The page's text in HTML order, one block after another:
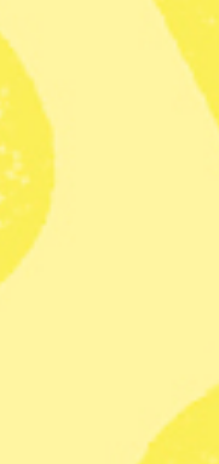
Publicerad 2017-07-13